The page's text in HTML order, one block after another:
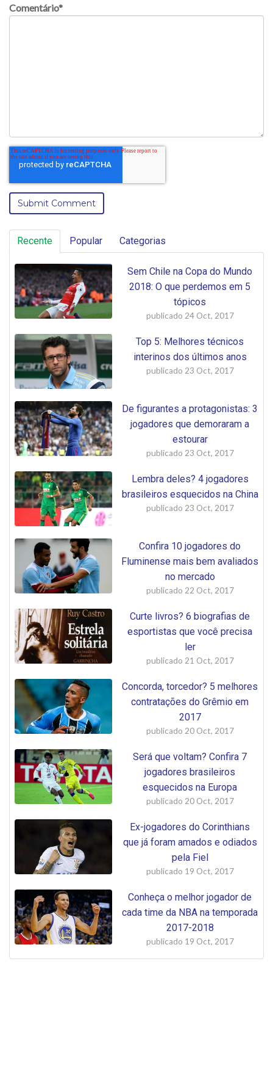
Comentário*
Recente Popular Categorias
Sem Chile na Copa do Mundo
2018: O que perdemos em 5
tópicos
publicado 24 Oct, 2017
Top 5: Melhores técnicos
interinos dos últimos anos
publicado 23 Oct, 2017
De figurantes a protagonistas: 3
jogadores que demoraram a
estourar
publicado 23 Oct, 2017
Lembra deles? 4 jogadores
brasileiros esquecidos na China
publicado 23 Oct, 2017
Confira 10 jogadores do
Fluminense mais bem avaliados
no mercado
publicado 22 Oct, 2017
Curte livros? 6 biografias de
esportistas que você precisa
ler
publicado 21 Oct, 2017
Concorda, torcedor? 5 melhores
contratações do Grêmio em
2017
publicado 20 Oct, 2017
Será que voltam? Confira 7
jogadores brasileiros
esquecidos na Europa
publicado 20 Oct, 2017
Ex-jogadores do Corinthians
que já foram amados e odiados
pela Fiel
publicado 19 Oct, 2017
Conheça o melhor jogador de
cada time da NBA na temporada
2017-2018
publicado 19 Oct, 2017